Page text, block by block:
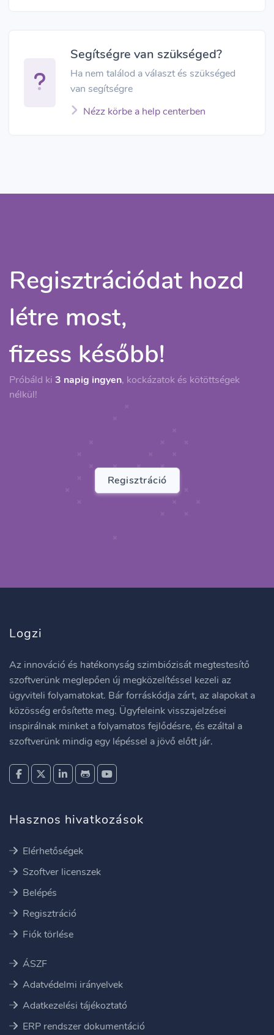
Segítségre van szükséged?
Ha nem találod a választ és szükséged
van segítségre
Nézz körbe a help centerben
Regisztrációdat hozd
létre most,
fizess később!
Próbáld ki 3 napig ingyen, kockázatok és kötöttségek
nélkül!
Regisztráció
Logzi
Az innováció és hatékonyság szimbiózisát megtestesítő
szoftverünk meglepően új megközelítéssel kezeli az
ügyviteli folyamatokat. Bár forráskódja zárt, az alapokat a
közösség erősítette meg. Ügyfeleink visszajelzései
inspirálnak minket a folyamatos fejlődésre, és ezáltal a
szoftverünk mindig egy lépéssel a jövő előtt jár.
Hasznos hivatkozások
Elérhetőségek
Szoftver licenszek
Belépés
Regisztráció
Fiók törlése
ÁSZF
Adatvédelmi irányelvek
Adatkezelési tájékoztató
ERP rendszer dokumentáció